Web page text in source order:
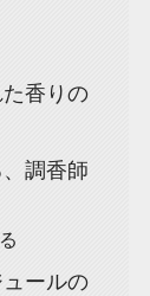
香りの
調香師
ールの